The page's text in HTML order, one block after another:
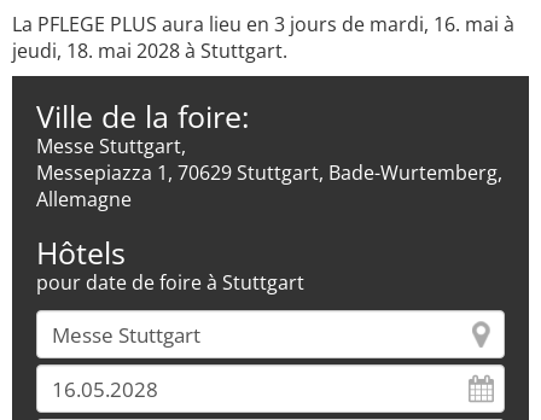
La PFLEGE PLUS aura lieu en 3 jours de mardi, 16. mai à
jeudi, 18. mai 2028 à Stuttgart.
Ville de la foire:
Messe Stuttgart,
Messepiazza 1, 70629 Stuttgart, Bade-Wurtemberg,
Allemagne
Hôtels
pour date de foire à Stuttgart